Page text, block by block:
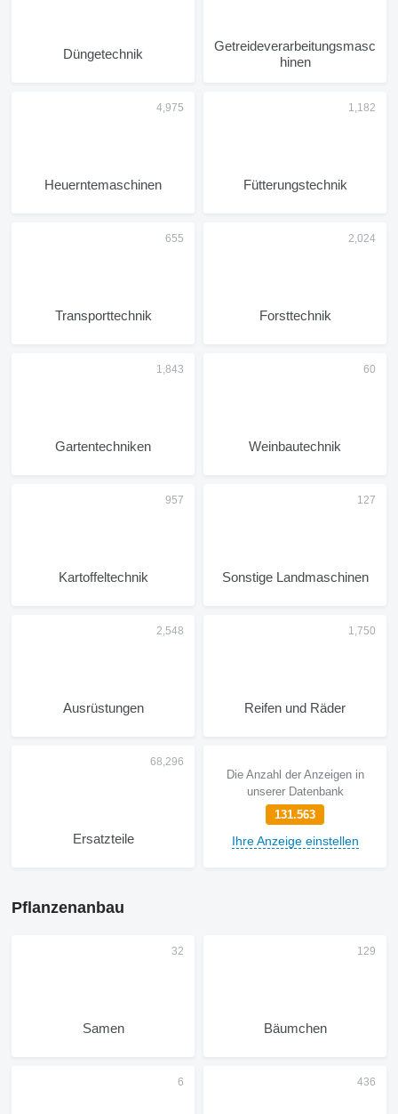
Düngetechnik
Getreideverarbeitungsmasc
hinen
Heuerntemaschinen Fütterungstechnik
Transporttechnik Forsttechnik
Gartentechniken Weinbautechnik
Kartoffeltechnik Sonstige Landmaschinen
Ausrüstungen Reifen und Räder
Ersatzteile
Die Anzahl der Anzeigen in
unserer Datenbank
131.563
Ihre Anzeige einstellen
Pflanzenanbau
Samen Bäumchen